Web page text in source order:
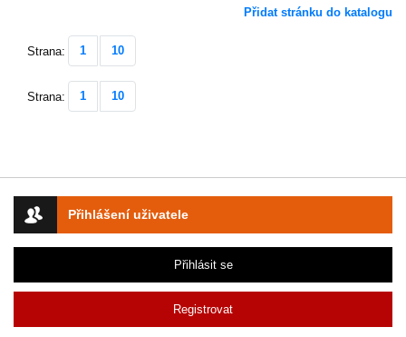
Přihlášení uživatele
Přihlásit se
Registrovat
Přidat stránku do katalogu
Strana: 1 10
Strana: 1 10